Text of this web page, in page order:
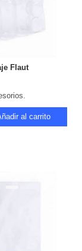
Flaut
al carrito